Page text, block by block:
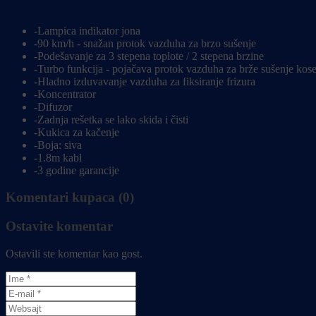
-Lampica indikator jona
-90 km/h - snažan protok vazduha za brzo sušenje
-Podešavanje za 3 stepena toplote / 2 stepena brzine
-Turbo funkcija - pojačava protok vazduha za brže sušenje kose
-Hladno izduvavanje vazduha za fiksiranje frizura
-Koncentrator
-Difuzor
-Zadnja rešetka se lako skida i čisti
-Kukica za kačenje
-Boja: siva
-1.8m kabl
-3 godine garancije
Komentari kupaca (0)
Ostavite komentar
Ostavili ste komentar kao gost.